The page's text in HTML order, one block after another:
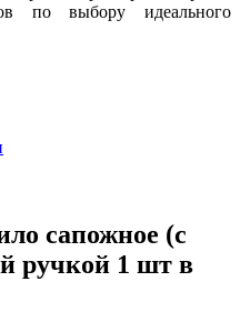
по выбору идеального
сапожное (с
ручкой 1 шт в